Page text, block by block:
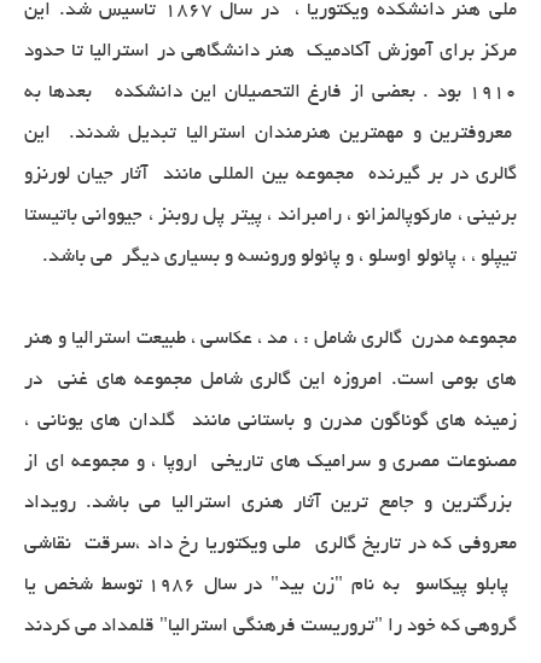
ملی هنر دانشکده ویکتوریا ، در سال 1867 تاسیس شد. این
مرکز برای آموزش آکادمیک هنر دانشگاهی در استرالیا تا حدود
1910 بود . بعضی از فارغ التحصیلان این دانشکده بعدها به
معروفترین و مهمترین هنرمندان استرالیا تبدیل شدند. این
گالری در بر گیرنده مجموعه بین المللی مانند آثار جیان لورنزو
برنینی ، مارکوپالمزانو ، رامبراند ، پیتر پل روبنز ، جیووانی باتیستا
تیپلو ، ، پائولو اوسلو ، و پائولو ورونسه و بسیاری دیگر می باشد.
مجموعه مدرن گالری شامل : ، مد ، عکاسی ، طبیعت استرالیا و هنر
های بومی است. امروزه این گالری شامل مجموعه های غنی در
زمینه های گوناگون مدرن و باستانی مانند گلدان های یونانی ،
مصنوعات مصری و سرامیک های تاریخی اروپا ، و مجموعه ای از
بزرگترین و جامع ترین آثار هنری استرالیا می باشد. رویداد
معروفی که در تاریخ گالری ملی ویکتوریا رخ داد ،سرقت نقاشی
پابلو پیکاسو به نام "زن بید" در سال 1986 توسط شخص یا
گروهی که خود را "تروریست فرهنگی استرالیا" قلمداد می کردند